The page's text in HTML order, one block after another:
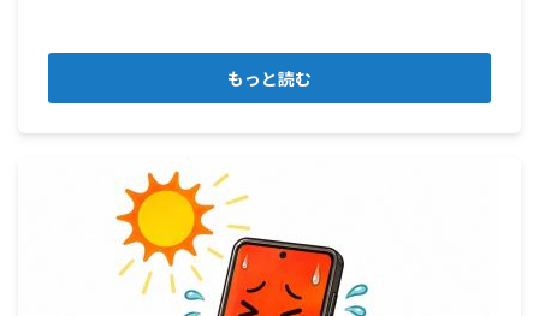
もっと読む